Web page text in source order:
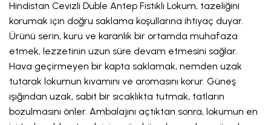
Hindistan Cevizli Duble Antep Fıstıklı Lokum, tazeliğini
korumak için doğru saklama koşullarına ihtiyaç duyar.
Ürünü serin, kuru ve karanlık bir ortamda muhafaza
etmek, lezzetinin uzun süre devam etmesini sağlar.
Hava geçirmeyen bir kapta saklamak, nemden uzak
tutarak lokumun kıvamını ve aromasını korur. Güneş
ışığından uzak, sabit bir sıcaklıkta tutmak, tatların
bozulmasını önler. Ambalajını açtıktan sonra, lokumun en